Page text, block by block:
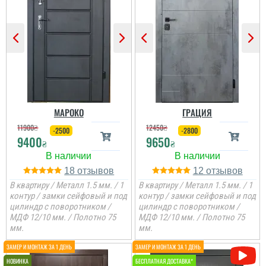
чекати не потрібно було
непогані.
Ірина
Двері дуже
сподобались, дякую за
все від заміру до
установки.
Двері недорогі та мають
два контури ущільнення,
МАРОКО
11900₴
9400₴
-2500
18
В квартиру / Металл 1.5 мм. / 1
контур / замки сейфовый и под
цилиндр с поворотником /
МДФ 12/10 мм. / Полотно 75
мм.
ГРАЦИЯ
12450₴
9650₴
-2800
12
В квартиру / Металл 1.5 мм. / 1
контур / замки сейфовый и под
цилиндр с поворотником /
МДФ 12/10 мм. / Полотно 75
мм.